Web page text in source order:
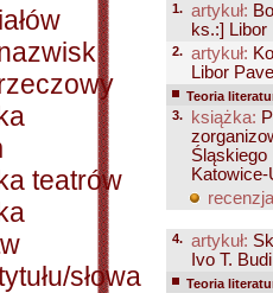
teatrów
słowa
1. artykuł:
ks.:]
2. artykuł:
Libor
Teoria
3.
książka:
Śląskiego
4. artykuł:
Ivo T.
Teoria